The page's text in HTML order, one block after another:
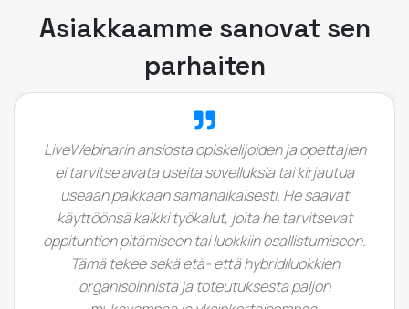
Asiakkaamme sanovat sen
parhaiten
LiveWebinarin ansiosta opiskelijoiden ja opettajien
ei tarvitse avata useita sovelluksia tai kirjautua
useaan paikkaan samanaikaisesti. He saavat
käyttöönsä kaikki työkalut, joita he tarvitsevat
oppituntien pitämiseen tai luokkiin osallistumiseen.
Tämä tekee sekä etä- että hybridiluokkien
organisoinnista ja toteutuksesta paljon